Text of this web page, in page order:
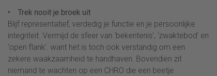
• Trek nooit je broek uit
Blijf representatief, verdedig je functie en je persoonlijke
integriteit. Vermijd de sfeer van ‘bekentenis’, ‘zwaktebod’ en
‘open flank’. want het is toch ook verstandig om een
zekere waakzaamheid te handhaven. Bovendien zit
niemand te wachten op een CHRO die een beetje